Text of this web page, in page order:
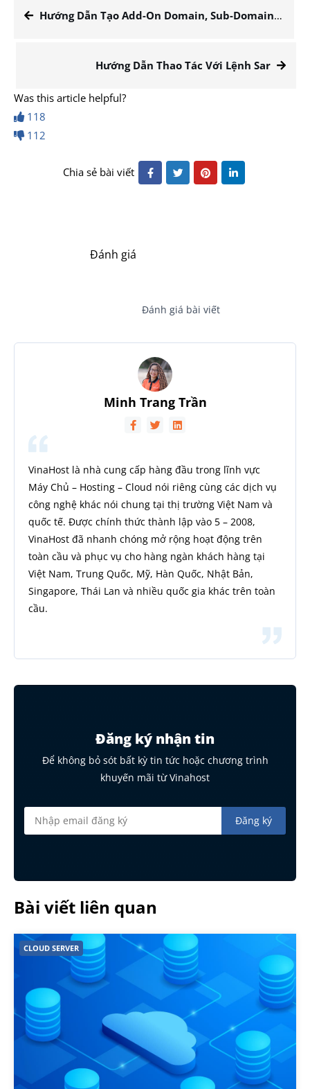
Hướng Dẫn Tạo Add-On Domain, Sub-Domain, Aliases Domain Trên cPanel
Hướng Dẫn Thao Tác Với Lệnh Sar
Was this article helpful?
118
112
Chia sẻ bài viết
Đánh giá
Đánh giá bài viết
Minh Trang Trần
VinaHost là nhà cung cấp hàng đầu trong lĩnh vực
Máy Chủ – Hosting – Cloud nói riêng cùng các dịch vụ
công nghệ khác nói chung tại thị trường Việt Nam và
quốc tế. Được chính thức thành lập vào 5 – 2008,
VinaHost đã nhanh chóng mở rộng hoạt động trên
toàn cầu và phục vụ cho hàng ngàn khách hàng tại
Việt Nam, Trung Quốc, Mỹ, Hàn Quốc, Nhật Bản,
Singapore, Thái Lan và nhiều quốc gia khác trên toàn
cầu.
Đăng ký nhận tin
Để không bỏ sót bất kỳ tin tức hoặc chương trình
khuyến mãi từ Vinahost
Bài viết liên quan
CLOUD SERVER